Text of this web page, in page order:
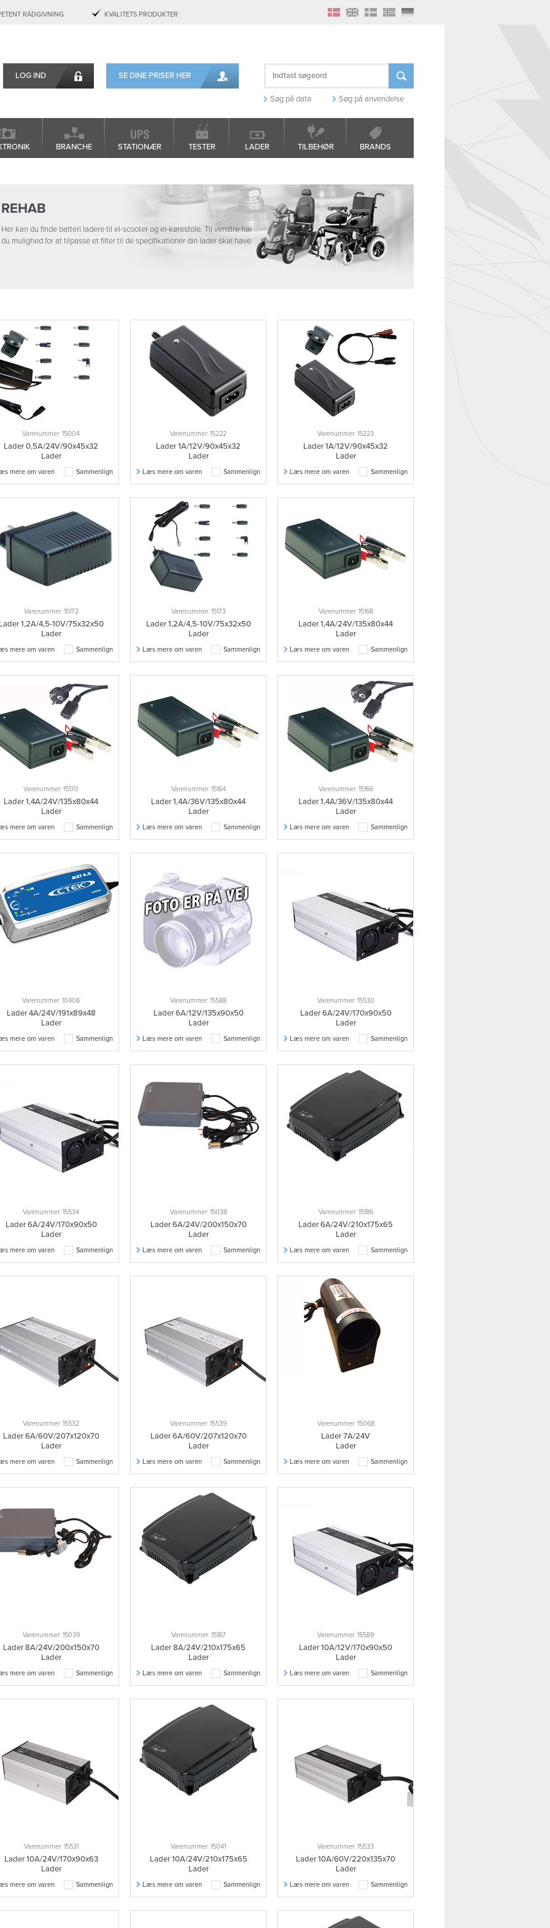
Søg på data Søg på anvendelse
RÅDGIVNING KVALITETS PRODUKTER
LOG IND SE DINE PRISER HER
BRANCHE STATIONÆR TESTER LADER TILBEHØR BRANDS
REHAB
Her kan du finde batteri ladere til el-scooter og el-kørestole. Til venstre har
du mulighed for at tilpasse et filter til de specifikationer din lader skal have.
Varenummer: 15004
Lader 0,5A/24V/90x45x32
Lader
Sammenlign
mere om varen
Varenummer: 15222
Lader 1A/12V/90x45x32
Lader
Sammenlign
Læs mere om varen
Varenummer: 15223
Lader 1A/12V/90x45x32
Lader
Sammenlign
Læs mere om varen
Varenummer: 15172
Lader 1,2A/4,5-10V/75x32x50
Lader
Sammenlign
mere om varen
Varenummer: 15173
Lader 1,2A/4,5-10V/75x32x50
Lader
Sammenlign
Læs mere om varen
Varenummer: 15168
Lader 1,4A/24V/135x80x44
Lader
Sammenlign
Læs mere om varen
Varenummer: 15170
Lader 1,4A/24V/135x80x44
Lader
Sammenlign
mere om varen
Varenummer: 15164
Lader 1,4A/36V/135x80x44
Lader
Sammenlign
Læs mere om varen
Varenummer: 15166
Lader 1,4A/36V/135x80x44
Lader
Sammenlign
Læs mere om varen
Varenummer: 10406
Lader 4A/24V/191x89x48
Lader
Sammenlign
mere om varen
Varenummer: 15588
Lader 6A/12V/135x90x50
Lader
Sammenlign
Læs mere om varen
Varenummer: 15530
Lader 6A/24V/170x90x50
Lader
Sammenlign
Læs mere om varen
Varenummer: 15534
Lader 6A/24V/170x90x50
Lader
Sammenlign
mere om varen
Varenummer: 15038
Lader 6A/24V/200x150x70
Lader
Sammenlign
Læs mere om varen
Varenummer: 15186
Lader 6A/24V/210x175x65
Lader
Sammenlign
Læs mere om varen
Varenummer: 15532
Lader 6A/60V/207x120x70
Lader
Sammenlign
mere om varen
Varenummer: 15539
Lader 6A/60V/207x120x70
Lader
Sammenlign
Læs mere om varen
Varenummer: 15068
Lader 7A/24V
Lader
Sammenlign
Læs mere om varen
Varenummer: 15039
Lader 8A/24V/200x150x70
Lader
Sammenlign
mere om varen
Varenummer: 15187
Lader 8A/24V/210x175x65
Lader
Sammenlign
Læs mere om varen
Varenummer: 15589
Lader 10A/12V/170x90x50
Lader
Sammenlign
Læs mere om varen
Varenummer: 15531
Lader 10A/24V/170x90x63
Lader
Sammenlign
mere om varen
Varenummer: 15041
Lader 10A/24V/210x175x65
Lader
Sammenlign
Læs mere om varen
Varenummer: 15533
Lader 10A/60V/220x135x70
Lader
Sammenlign
Læs mere om varen